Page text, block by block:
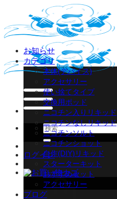
content
検
索
対
象:
ログイン
お知らせ
カテゴリ
本体(デバイス)
アクセサリー
使い捨てタイプ
交換用ポッド
ニコチン入りリキッド
ニコチンなしリキッド
ニコチンソルト
ニコチンショット
自作(DIY)リキッド
スターターキット
おすすめセット
アクセサリー
ブログ